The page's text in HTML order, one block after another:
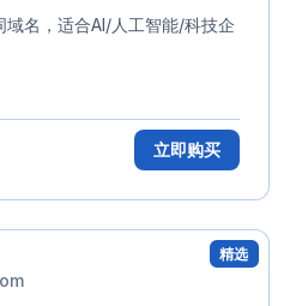
域名，适合AI/人工智能/科技企
立即购买
精选